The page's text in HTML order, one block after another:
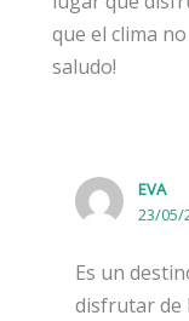
que el clima
saludo!
EVA
23/05/
Es un
disfrutar de